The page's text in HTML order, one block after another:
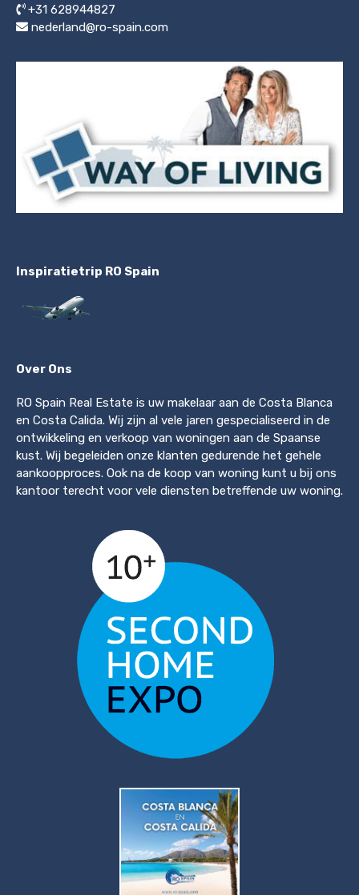
+31 628944827
nederland@ro-spain.com
Inspiratietrip RO Spain
Over Ons
RO Spain Real Estate is uw makelaar aan de Costa Blanca
en Costa Calida. Wij zijn al vele jaren gespecialiseerd in de
ontwikkeling en verkoop van woningen aan de Spaanse
kust. Wij begeleiden onze klanten gedurende het gehele
aankoopproces. Ook na de koop van woning kunt u bij ons
kantoor terecht voor vele diensten betreffende uw woning.